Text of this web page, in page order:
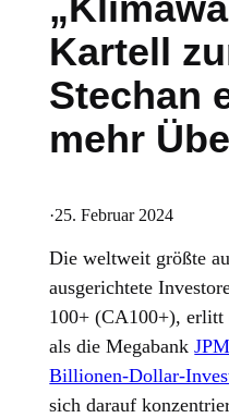
Kartell
Stechan
mehr
·25. Februar 2024
Die weltweit größte
ausgerichtete
100+ (CA100+), erlitt
als die Megabank
Billionen-Dollar-
sich darauf